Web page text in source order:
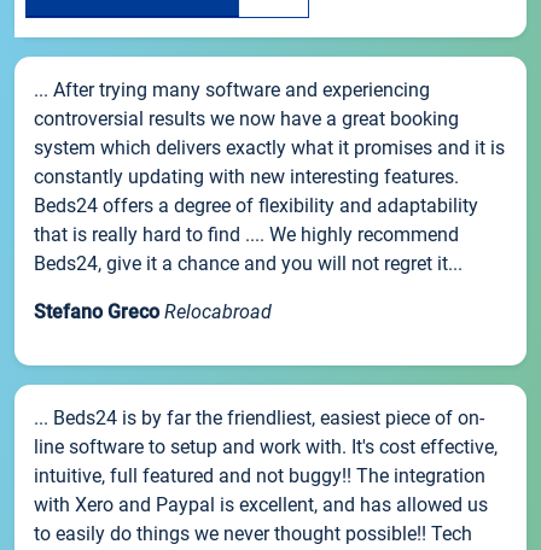
... After trying many software and experiencing
controversial results we now have a great booking
system which delivers exactly what it promises and it is
constantly updating with new interesting features.
Beds24 offers a degree of flexibility and adaptability
that is really hard to find .... We highly recommend
Beds24, give it a chance and you will not regret it...
Stefano Greco Relocabroad
... Beds24 is by far the friendliest, easiest piece of on-
line software to setup and work with. It's cost effective,
intuitive, full featured and not buggy!! The integration
with Xero and Paypal is excellent, and has allowed us
to easily do things we never thought possible!! Tech